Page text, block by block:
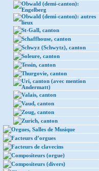
Obwald (demi-canton):
Engelberg
Obwald (demi-canton): autres
lieux
St-Gall, canton
Schaffhouse, canton
Schwyz (Schwytz), canton
Soleure, canton
Tessin, canton
Thurgovie, canton
Uri, canton (avec mention
Andermatt)
Valais, canton
Vaud, canton
Zoug, canton
Zurich, canton
Orgues, Salles de Musique
Facteurs d’orgues
Facteurs de clavecins
Compositeurs (orgue)
Compositeurs (divers)